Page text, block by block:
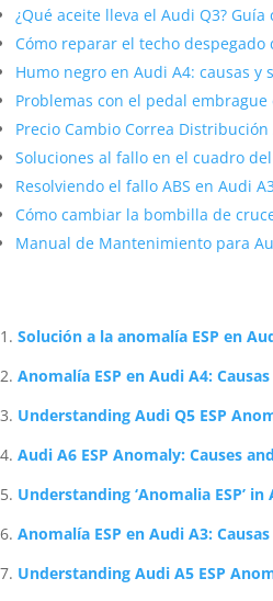
¿Qué aceite lleva el Audi Q3? Guía
Cómo reparar el techo despegado
Humo negro en Audi A4: causas y
Problemas con el pedal embrague
Precio Cambio Correa Distribución
Soluciones al fallo en el cuadro
Resolviendo el fallo ABS en Audi
Cómo cambiar la bombilla de
Manual de Mantenimiento para
Solución a la anomalía ESP en
Anomalía ESP en Audi A4:
Understanding Audi Q5 ESP
Audi A6 ESP Anomaly: Causes
Understanding ‘Anomalia ESP’
Anomalía ESP en Audi A3:
Understanding Audi A5 ESP